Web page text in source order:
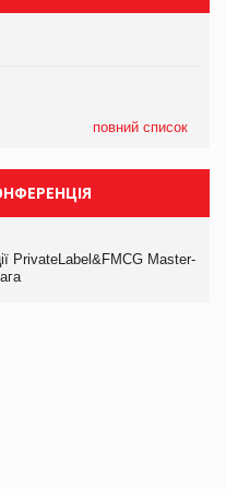
повний список
PrivateLabel&FMCG Master-